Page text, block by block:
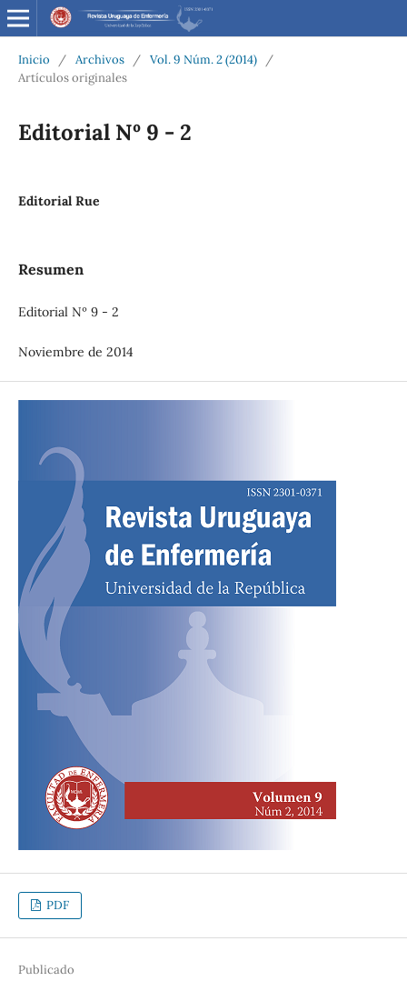
Inicio / Archivos / Vol. 9 Núm. 2 (2014)
/
Artículos originales
Editorial Nº 9 - 2
Editorial Rue
Resumen
Editorial Nº 9 - 2
Noviembre de 2014
PDF
Publicado